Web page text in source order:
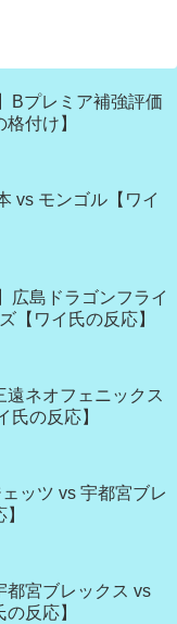
Bプレミア補強評価
付け】
vs モンゴル【ワイ
広島ドラゴンフライ
【ワイ氏の反応】
遠ネオフェニックス
氏の反応】
ッツ vs 宇都宮ブレ
都宮ブレックス vs
反応】